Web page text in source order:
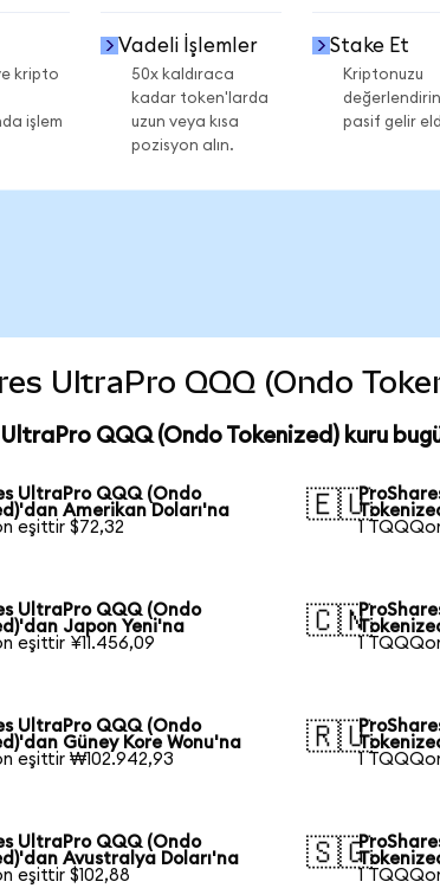
kripto
işlem
Vadeli İşlemler
50x kaldıraca
kadar token'larda
uzun veya kısa
pozisyon alın.
Stake Et
Kriptonuzu
pasif gelir
UltraPro QQQ (Ondo
UltraPro QQQ (Ondo Tokenized) kuru
UltraPro QQQ (Ondo
Amerikan Doları'na
eşittir $72,32
🇪🇺
1
UltraPro QQQ (Ondo
Japon Yeni'na
eşittir ¥11.456,09
🇨🇳
1
UltraPro QQQ (Ondo
Güney Kore Wonu'na
eşittir ₩102.942,93
🇷🇺
1
UltraPro QQQ (Ondo
Avustralya Doları'na
eşittir $102,88
🇸🇬
1